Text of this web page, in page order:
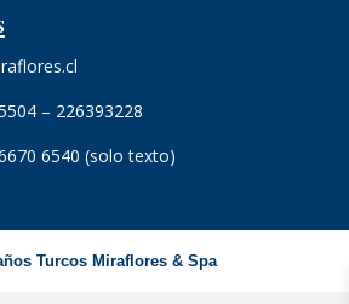
– 226393228
6540 (solo texto)
Turcos Miraflores & Spa